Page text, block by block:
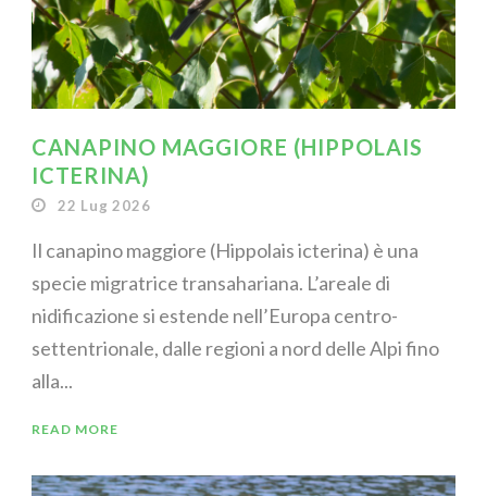
CANAPINO MAGGIORE (HIPPOLAIS
ICTERINA)
22 Lug 2026
Il canapino maggiore (Hippolais icterina) è una
specie migratrice transahariana. L’areale di
nidificazione si estende nell’Europa centro-
settentrionale, dalle regioni a nord delle Alpi fino
alla...
READ MORE